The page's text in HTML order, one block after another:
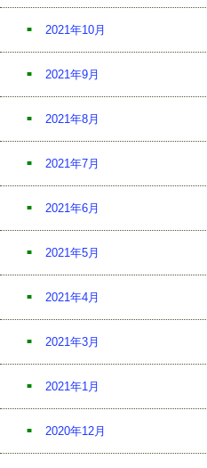
2021年10月
2021年9月
2021年8月
2021年7月
2021年6月
2021年5月
2021年4月
2021年3月
2021年1月
2020年12月